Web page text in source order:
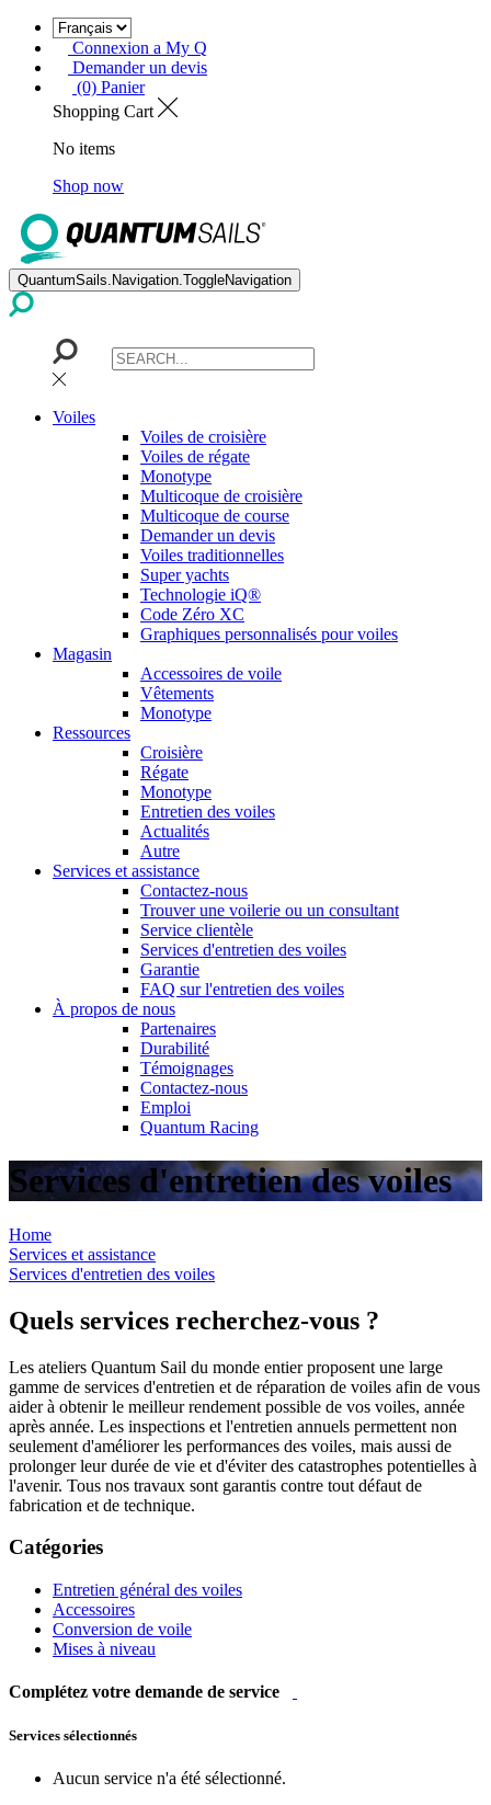
Connexion a My Q
Demander un devis
(0) Panier
Shopping Cart
No items
Shop now
QuantumSails.Navigation.ToggleNavigation
Voiles
Voiles de croisière
Voiles de régate
Monotype
Multicoque de croisière
Multicoque de course
Demander un devis
Voiles traditionnelles
Super yachts
Technologie iQ®
Code Zéro XC
Graphiques personnalisés pour voiles
Magasin
Accessoires de voile
Vêtements
Monotype
Ressources
Croisière
Régate
Monotype
Entretien des voiles
Actualités
Autre
Services et assistance
Contactez-nous
Trouver une voilerie ou un consultant
Service clientèle
Services d'entretien des voiles
Garantie
FAQ sur l'entretien des voiles
À propos de nous
Partenaires
Durabilité
Témoignages
Contactez-nous
Emploi
Quantum Racing
Services d'entretien des voiles
Home
Services et assistance
Services d'entretien des voiles
Quels services recherchez-vous ?
Les ateliers Quantum Sail du monde entier proposent une large
gamme de services d'entretien et de réparation de voiles afin de vous
aider à obtenir le meilleur rendement possible de vos voiles, année
après année. Les inspections et l'entretien annuels permettent non
seulement d'améliorer les performances des voiles, mais aussi de
prolonger leur durée de vie et d'éviter des catastrophes potentielles à
l'avenir. Tous nos travaux sont garantis contre tout défaut de
fabrication et de technique.
Catégories
Entretien général des voiles
Accessoires
Conversion de voile
Mises à niveau
Complétez votre demande de service
Services sélectionnés
Aucun service n'a été sélectionné.